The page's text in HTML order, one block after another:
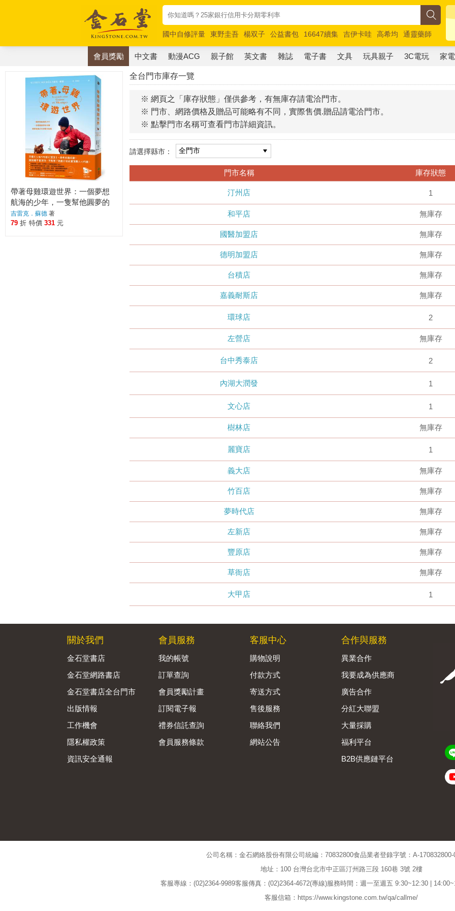
國中自修評量 東野圭吾 楊双子 公益書包 16647續集 吉伊卡哇 高希均
通靈藥師
唯紅花綻放
奧德賽 路邊攤新作 馬斯克 玩具總動員5 超慢跑
會員獎勵 中文書 動漫ACG 親子館 英文書 雜誌 電子書 文具 玩具親子 3C電玩 家電
全台門市庫存一覽
※ 網頁之「庫存狀態」僅供參考，有無庫存請電洽門市。
※ 門市、網路價格及贈品可能略有不同，實際售價.贈品請電洽門市。
※ 點擊門市名稱可查看門市詳細資訊。
請選擇縣市：
門市名稱 庫存狀態
汀州店 1
和平店 無庫存
國醫加盟店 無庫存
德明加盟店 無庫存
台積店 無庫存
嘉義耐斯店 無庫存
環球店 2
左營店 無庫存
台中秀泰店 2
內湖大潤發 1
文心店 1
樹林店 無庫存
麗寶店 1
義大店 無庫存
竹百店 無庫存
夢時代店 無庫存
左新店 無庫存
豐原店 無庫存
草衙店 無庫存
大甲店 1
帶著母雞環遊世界：一個夢想
航海的少年，一隻幫他圓夢的
母雞，歷經絕地求生的驚奇旅
程(內附實景拍攝全彩圖)
吉雷克．蘇德 著
79 折 特價 331 元
關於我們
金石堂書店
金石堂網路書店
金石堂書店全台門市
出版情報
工作機會
隱私權政策
資訊安全通報
會員服務
我的帳號
訂單查詢
會員獎勵計畫
訂閱電子報
禮券信託查詢
會員服務條款
客服中心
購物說明
付款方式
寄送方式
售後服務
聯絡我們
網站公告
合作與服務
異業合作
我要成為供應商
廣告合作
分紅大聯盟
大量採購
福利平台
B2B供應鏈平台
公司名稱：金石網絡股份有限公司 統編：70832800食品業者登錄字號：A-170832800-
地址：100 台灣台北市中正區汀州路三段 160巷 3號 2樓
客服專線：(02)2364-9989客服傳真：(02)2364-4672(專線)服務時間：週一至週五 9:30~12:30 |
客服信箱：https://www.kingstone.com.tw/qa/callme/